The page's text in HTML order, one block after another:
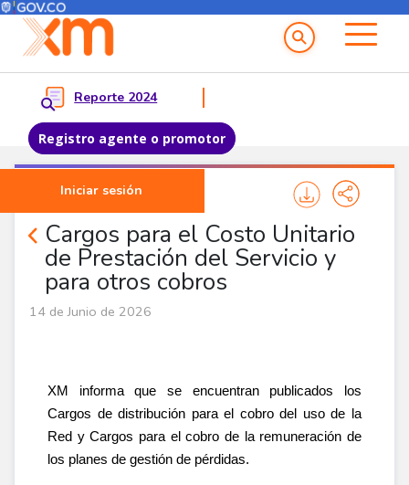
Pasar al contenido principal
Menú del Usuario
Reporte 2024
Registro agente o promotor
Iniciar sesión
Menu principal
Cargos para el Costo Unitario
de Prestación del Servicio y
para otros cobros
Noticias Agentes
14 de Junio de 2026
XM informa que se encuentran publicados los
Cargos de distribución para el cobro del uso de la
Red y Cargos para el cobro de la remuneración de
los planes de gestión de pérdidas.